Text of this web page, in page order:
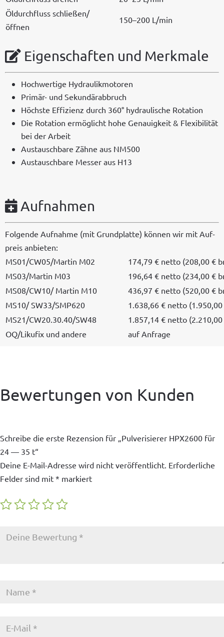
Öldurch­fluss schließen/
öffnen
150–200 L/min
Eigenschaften und Merkmale
Hochw­er­tige Hydraulikmotoren
Primär- und Sekundärabbruch
Höch­ste Effizienz durch 360° hydraulis­che Rotation
Die Rota­tion ermöglicht hohe Genauigkeit & Flex­i­bil­ität
bei der Arbeit
Aus­tauschbare Zähne aus NM500
Aus­tauschbare Mess­er aus H13
Aufnahmen
Fol­gende Auf­nahme (mit Grund­plat­te) kön­nen wir mit Auf­
preis anbieten:
MS01/CW05/Martin M02
174,79 € net­to (208,00 €
MS03/Martin M03
196,64 € net­to (234,00 €
MS08/CW10/ Mar­tin M10
436,97 € net­to (520,00 €
MS10/ SW33/SMP620
1.638,66 € net­to
MS21/CW20.30.40/SW48
1.857,14 € net­to
OQ/Likufix und andere
auf Anfrage
Bewertungen von Kunden
Schreibe die erste Rezension für „Pulverisierer HPX2600 für
24 — 35 t“
Deine E-Mail-Adresse wird nicht veröffentlicht. Erforderliche
Felder sind mit * markiert